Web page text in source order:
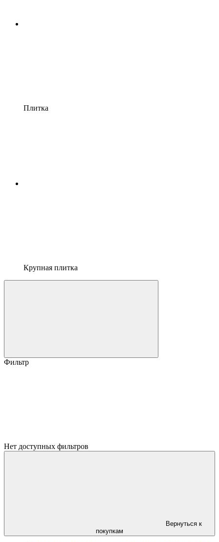
Плитка
Крупная плитка
Фильтр
Нет доступных фильтров
Вернуться к
покупкам